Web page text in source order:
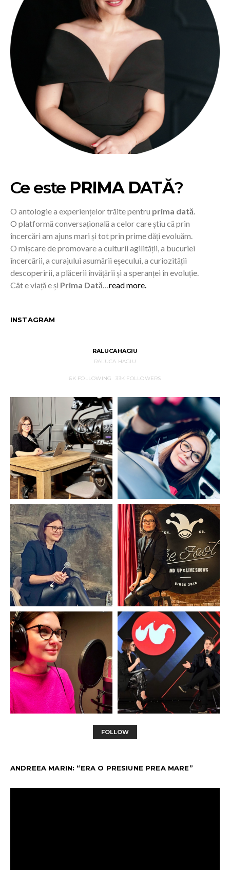
Ce este PRIMA DATĂ?
O antologie a experiențelor trăite pentru prima dată
O platformă conversațională a celor care știu că prin
încercări am ajuns mari și tot prin prime dăți evoluăm.
O mișcare de promovare a culturii agilității, a bucuriei
încercării, a curajului asumării eșecului, a curiozității
descoperirii, a plăcerii învățării și a speranței în evoluție.
Cât e viață e și Prima Dată read more.
INSTAGRAM
RALUCAHAGIU
RALUCA HAGIU
6K FOLLOWING 33K FOLLOWERS
FOLLOW
ANDREEA MARIN: “ERA O PRESIUNE PREA MARE”